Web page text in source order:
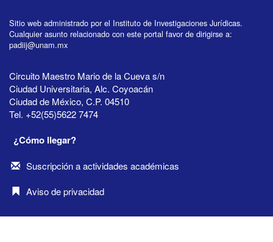
Sitio web administrado por el Instituto de Investigaciones Jurídicas.
Cualquier asunto relacionado con este portal favor de dirigirse a:
padiij@unam.mx
Circuito Maestro Mario de la Cueva s/n
Ciudad Universitaria, Alc. Coyoacán
Ciudad de México, C.P. 04510
Tel. +52(55)5622 7474
¿Cómo llegar?
Suscripción a actividades académicas
Aviso de privacidad